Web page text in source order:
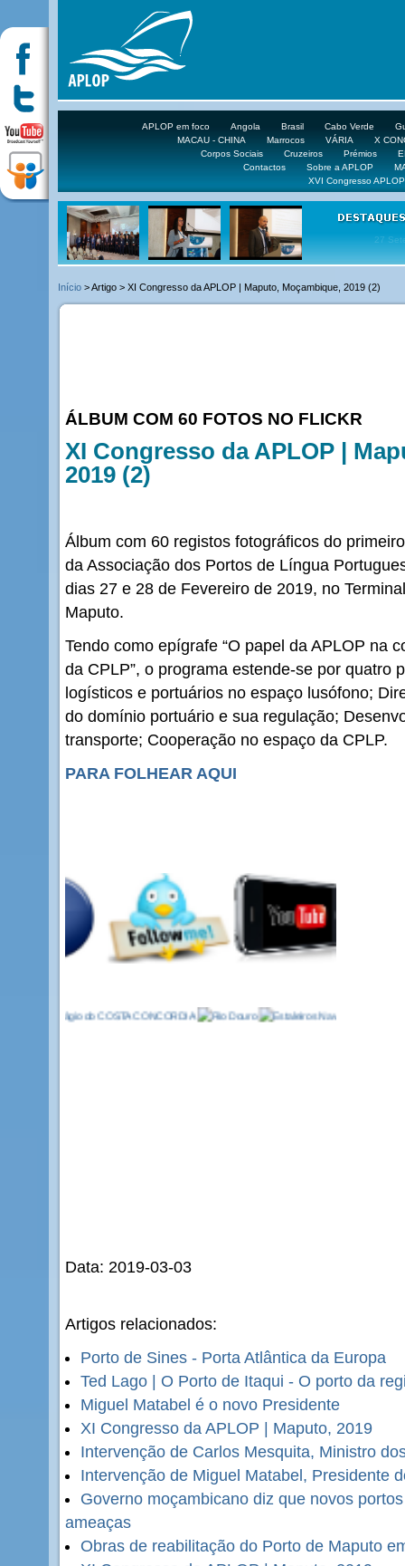
APLOP em foco Angola Brasil Cabo Verde
MACAU - CHINA
Marrocos VÁRIA
X
Corpos Sociais
Cruzeiros Prémios
Contactos
Sobre a APLOP
XVI Congresso APLOP
16 DE
Início > Artigo > XI Congresso da APLOP | Maputo, Moçambique, 2019 (2)
ÁLBUM COM 60 FOTOS NO FLICKR
XI Congresso da APLOP |
2019 (2)
Álbum com 60 registos fotográficos do
da Associação dos Portos de Língua
dias 27 e 28 de Fevereiro de 2019, no
Maputo.
Tendo como epígrafe “O papel da APLOP na
da CPLP”, o programa estende-se por quatro
logísticos e portuários no espaço lusófono;
do domínio portuário e sua regulação;
transporte; Cooperação no espaço da CPLP.
PARA FOLHEAR AQUI
Data: 2019-03-03
Artigos relacionados:
Porto de Sines - Porta Atlântica da Europa
Ted Lago | O Porto de Itaqui - O porto da
Miguel Matabel é o novo Presidente
XI Congresso da APLOP | Maputo, 2019
Intervenção de Carlos Mesquita, Ministro
Intervenção de Miguel Matabel, Presidente
Governo moçambicano diz que novos
ameaças
Obras de reabilitação do Porto de Maputo